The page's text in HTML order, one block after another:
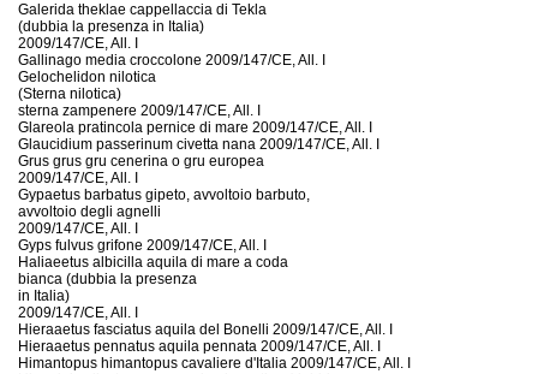
Galerida theklae cappellaccia di Tekla
(dubbia la presenza in Italia)
2009/147/CE, All. I
Gallinago media croccolone 2009/147/CE, All. I
Gelochelidon nilotica
(Sterna nilotica)
sterna zampenere 2009/147/CE, All. I
Glareola pratincola pernice di mare 2009/147/CE, All. I
Glaucidium passerinum civetta nana 2009/147/CE, All. I
Grus grus gru cenerina o gru europea
2009/147/CE, All. I
Gypaetus barbatus gipeto, avvoltoio barbuto,
avvoltoio degli agnelli
2009/147/CE, All. I
Gyps fulvus grifone 2009/147/CE, All. I
Haliaeetus albicilla aquila di mare a coda
bianca (dubbia la presenza
in Italia)
2009/147/CE, All. I
Hieraaetus fasciatus aquila del Bonelli 2009/147/CE, All. I
Hieraaetus pennatus aquila pennata 2009/147/CE, All. I
Himantopus himantopus cavaliere d'Italia 2009/147/CE, All. I